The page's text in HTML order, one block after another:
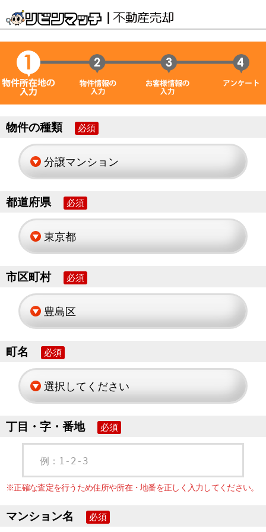
物件の種類 必須
都道府県 必須
市区町村 必須
町名 必須
丁目・字・番地 必須
例：1-2-3
※正確な査定を行うため住所や所在・地番を正しく入力してください。
マンション名 必須